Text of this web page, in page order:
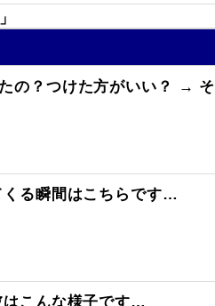
の？つけた方がいい？ →
る瞬間はこちらです…
こんな様子です…